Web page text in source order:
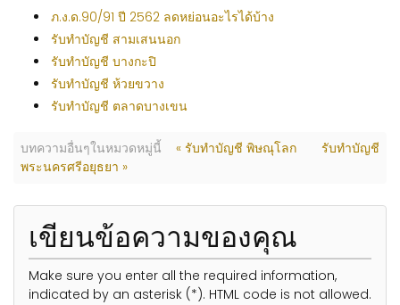
ภ.ง.ด.90/91 ปี 2562 ลดหย่อนอะไรได้บ้าง
รับทำบัญชี สามเสนนอก
รับทำบัญชี บางกะปิ
รับทำบัญชี ห้วยขวาง
รับทำบัญชี ตลาดบางเขน
บทความอื่นๆในหมวดหมู่นี้ « รับทำบัญชี พิษณุโลก
รับทำบัญชี
พระนครศรีอยุธยา »
เขียนข้อความของคุณ
Make sure you enter all the required information,
indicated by an asterisk (*). HTML code is not allowed.